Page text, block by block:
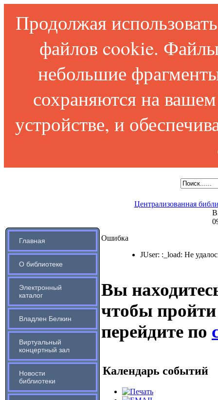
Продолжая
файлов cookie.
небольшие
сохраняются на
устройстве, и
Централизованная
Главная
О библиотеке
Электронный
каталог
Владлен Белкин
Виртуальный
концертный зал
Новости
библиотеки
Ошибка
JUser: :_load: Не
Вы
чтобы
перейдите по
Календарь событий